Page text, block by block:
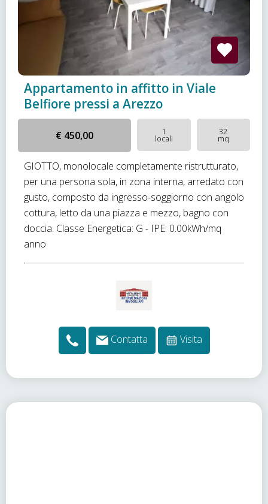
Appartamento in affitto in Viale
Belfiore pressi a Arezzo
€ 450,00 1
locali
32
mq
GIOTTO, monolocale completamente ristrutturato,
per una persona sola, in zona interna, arredato con
gusto, composto da ingresso-soggiorno con angolo
cottura, letto da una piazza e mezzo, bagno con
doccia. Classe Energetica: G - IPE: 0.00kWh/mq
anno
Contatta Visita